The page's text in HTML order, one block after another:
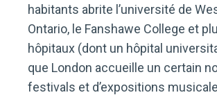
habitants abrite l’université de
Ontario, le Fanshawe College et
hôpitaux (dont un hôpital
que London accueille un certain
festivals et d’expositions